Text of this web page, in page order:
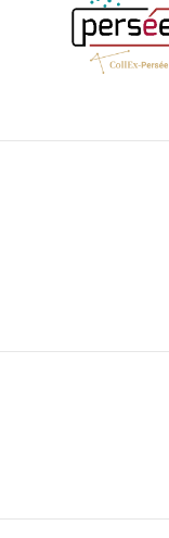
Menu